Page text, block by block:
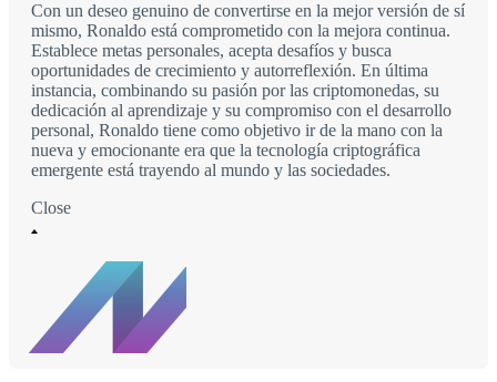
Con un deseo genuino de convertirse en la mejor versión de sí
mismo, Ronaldo está comprometido con la mejora continua.
Establece metas personales, acepta desafíos y busca
oportunidades de crecimiento y autorreflexión. En última
instancia, combinando su pasión por las criptomonedas, su
dedicación al aprendizaje y su compromiso con el desarrollo
personal, Ronaldo tiene como objetivo ir de la mano con la
nueva y emocionante era que la tecnología criptográfica
emergente está trayendo al mundo y las sociedades.
Close